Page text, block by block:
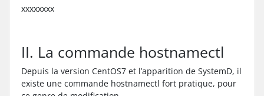
xxxxxxxx
II. La commande hostnamectl
Depuis la version CentOS7 et l’apparition de SystemD, il
existe une commande hostnamectl fort pratique, pour